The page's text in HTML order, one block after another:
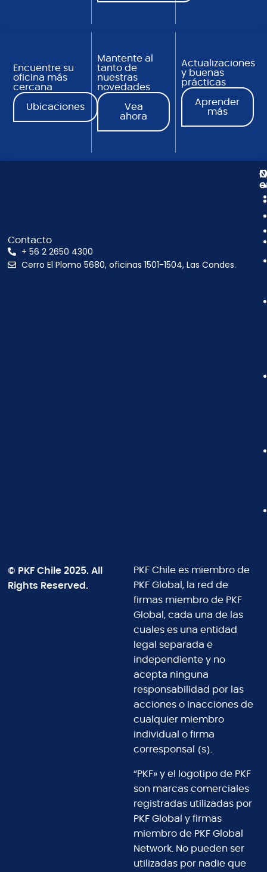
Encuentre su
oficina más
cercana
Ubicaciones
Mantente al
tanto de
nuestras
novedades
Vea
ahora
Actualizaciones
y buenas
prácticas
Aprender
más
Contacto
+ 56 2 2650 4300
Cerro El Plomo 5680, oficinas 1501-1504, Las Condes.
© PKF Chile 2025. All
Rights Reserved.
PKF Chile es miembro de
PKF Global, la red de
firmas miembro de PKF
Global, cada una de las
cuales es una entidad
legal separada e
independiente y no
acepta ninguna
responsabilidad por las
acciones o inacciones de
cualquier miembro
individual o firma
corresponsal (s).
“PKF» y el logotipo de PKF
son marcas comerciales
registradas utilizadas por
PKF Global y firmas
miembro de PKF Global
Network. No pueden ser
utilizadas por nadie que